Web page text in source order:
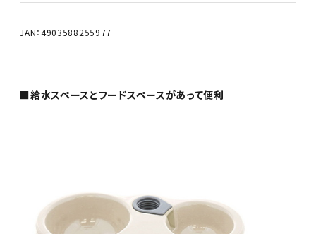
JAN：4903588255977
■給水スペースとフードスペースがあって便利